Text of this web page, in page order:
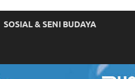
SOSIAL & SENI BUDAYA